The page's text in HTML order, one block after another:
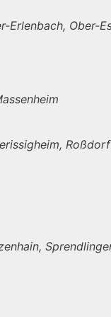
Erlenbach, Ober-
Roßdorf